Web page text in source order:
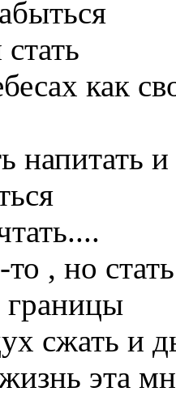
как
напитать
, но
границы
сжать и
эта